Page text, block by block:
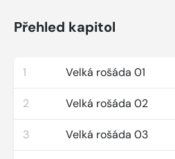
Přehled kapitol
1 Velká rošáda 01
2 Velká rošáda 02
3 Velká rošáda 03